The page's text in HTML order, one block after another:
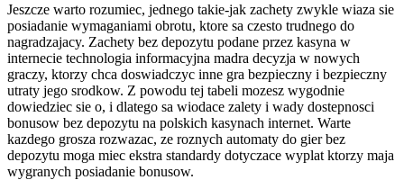
Jeszcze warto rozumiec, jednego takie-jak zachety zwykle wiaza sie
posiadanie wymaganiami obrotu, ktore sa czesto trudnego do
nagradzajacy. Zachety bez depozytu podane przez kasyna w
internecie technologia informacyjna madra decyzja w nowych
graczy, ktorzy chca doswiadczyc inne gra bezpieczny i bezpieczny
utraty jego srodkow. Z powodu tej tabeli mozesz wygodnie
dowiedziec sie o, i dlatego sa wiodace zalety i wady dostepnosci
bonusow bez depozytu na polskich kasynach internet. Warte
kazdego grosza rozwazac, ze roznych automaty do gier bez
depozytu moga miec ekstra standardy dotyczace wyplat ktorzy maja
wygranych posiadanie bonusow.